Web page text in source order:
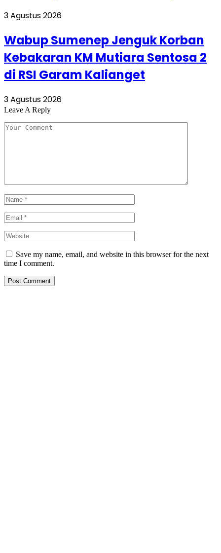
3 Agustus 2026
Wabup Sumenep Jenguk Korban
Kebakaran KM Mutiara Sentosa 2
di RSI Garam Kalianget
3 Agustus 2026
Leave A Reply
Save my name, email, and website in this browser for the next
time I comment.